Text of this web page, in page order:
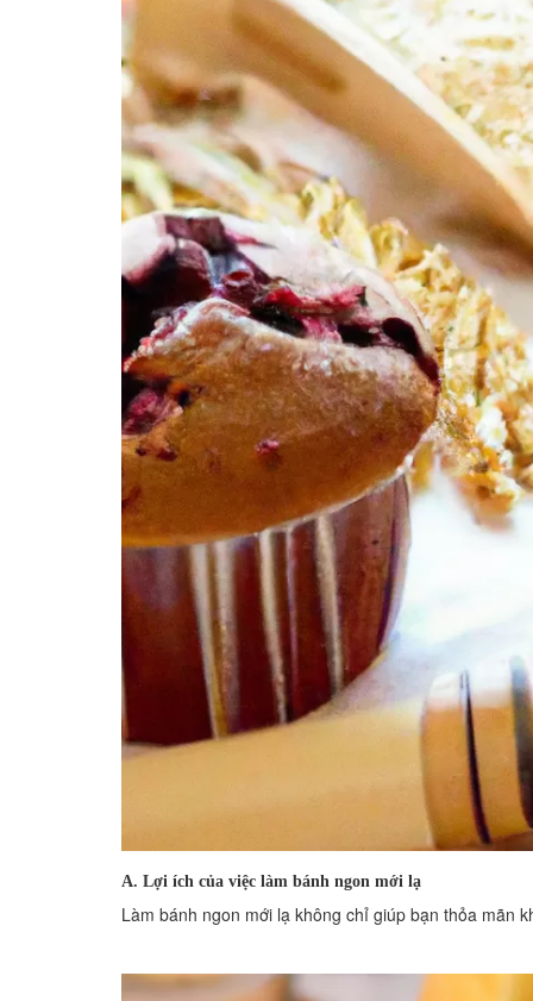
B. Chia sẻ kinh nghiệm từ người làm bánh
XI. Những loại bánh ngon mới lạ phổ biến
A. Bánh ngọt
B. Bánh mặn
C. Bánh kem
XII. Đánh giá từ người dùng về bánh ngon
A. Nhận xét tích cực từ người thưởng thức
B. Những ý kiến cải thiện từ người sử dụng
XIII. Tổng kết
A. Lợi ích của việc làm bánh ngon mới lạ
Làm bánh ngon mới lạ không chỉ giúp bạn thỏa mãn